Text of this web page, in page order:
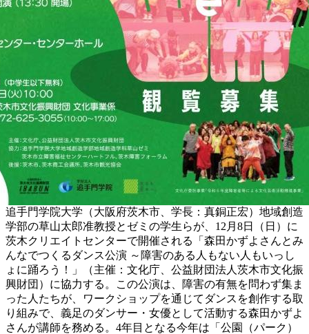
追手門学院大学（大阪府茨木市、学長：真銅正宏）地域創造
学部の草山太郎准教授とゼミの学生らが、12月8日（日）に
茨木クリエイトセンターで開催される「森田かずよさんとみ
んなでつくるダンス公演 ～障害のある人もない人もいっし
ょに踊ろう！」（主催：文化庁、公益財団法人茨木市文化振
興財団）に協力する。この公演は、障害の有無を問わず集ま
った人たちが、ワークショップを通じてダンスを創作する取
り組みで、義足のダンサー・女優として活動する森田かずよ
さんが講師を務める。4年目となる今年は「公園（パーク）